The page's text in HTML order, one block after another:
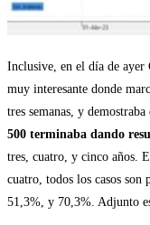
Inclusive, en el día de
muy interesante donde
tres semanas, y demostraba
500 terminaba dando
tres, cuatro, y cinco años.
cuatro, todos los casos
51,3%, y 70,3%. Adjunto